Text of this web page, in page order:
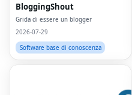
BloggingShout
Grida di essere un blogger
2026-07-29
Software base di conoscenza